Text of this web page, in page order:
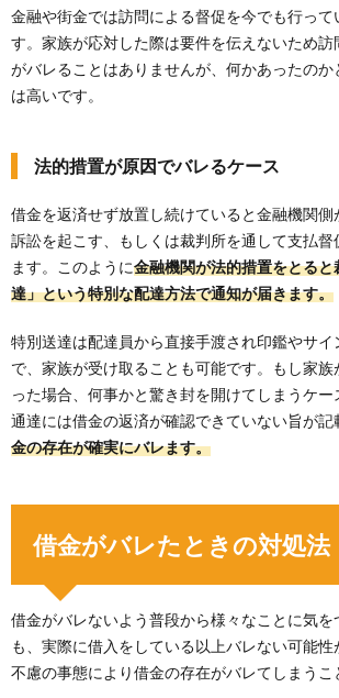
金融や街金では訪問による督促を今でも行って
す。家族が応対した際は要件を伝えないため訪
がバレることはありませんが、何かあったのか
は高いです。
法的措置が原因でバレるケース
借金を返済せず放置し続けていると金融機関側
訴訟を起こす、もしくは裁判所を通して支払督
ます。このように金融機関が法的措置をとる
達」という特別な配達方法で通知が届きます。
特別送達は配達員から直接手渡され印鑑やサ
で、家族が受け取ることも可能です。もし家族
った場合、何事かと驚き封を開けてしまうケー
通達には借金の返済が確認できていない旨が記
金の存在が確実にバレます。
借金がバレたときの対処法
借金がバレないよう普段から様々なことに気を
も、実際に借入をしている以上バレない可能性
不慮の事態により借金の存在がバレてしまうこ